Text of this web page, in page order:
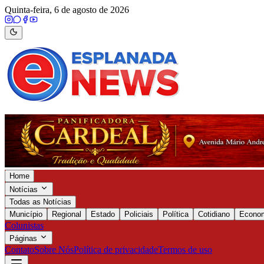
Quinta-feira, 6 de agosto de 2026
Home
Notícias
Todas as Notícias
Município
Regional Estado Policiais Política Cotidiano
Colunistas
Páginas
ContatoSobre NósPolítica de privacidadeTermos de uso